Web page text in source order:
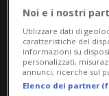
Noi e i nostri
Utilizzare dati di
caratteristiche del
informazioni su
personalizzati,
annunci, ricerche sul
Elenco dei partner